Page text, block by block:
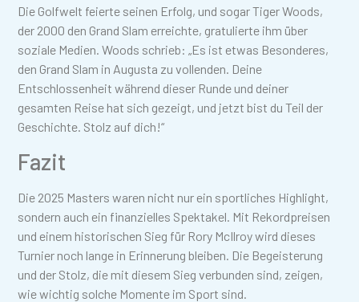
Die Golfwelt feierte seinen Erfolg, und sogar Tiger Woods,
der 2000 den Grand Slam erreichte, gratulierte ihm über
soziale Medien. Woods schrieb: „Es ist etwas Besonderes,
den Grand Slam in Augusta zu vollenden. Deine
Entschlossenheit während dieser Runde und deiner
gesamten Reise hat sich gezeigt, und jetzt bist du Teil der
Geschichte. Stolz auf dich!“
Fazit
Die 2025 Masters waren nicht nur ein sportliches Highlight,
sondern auch ein finanzielles Spektakel. Mit Rekordpreisen
und einem historischen Sieg für Rory McIlroy wird dieses
Turnier noch lange in Erinnerung bleiben. Die Begeisterung
und der Stolz, die mit diesem Sieg verbunden sind, zeigen,
wie wichtig solche Momente im Sport sind.